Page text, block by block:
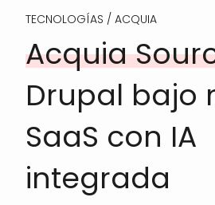
de
TECNOLOGÍAS / ACQUIA
Acquia
Drupal bajo
SaaS con IA
integrada